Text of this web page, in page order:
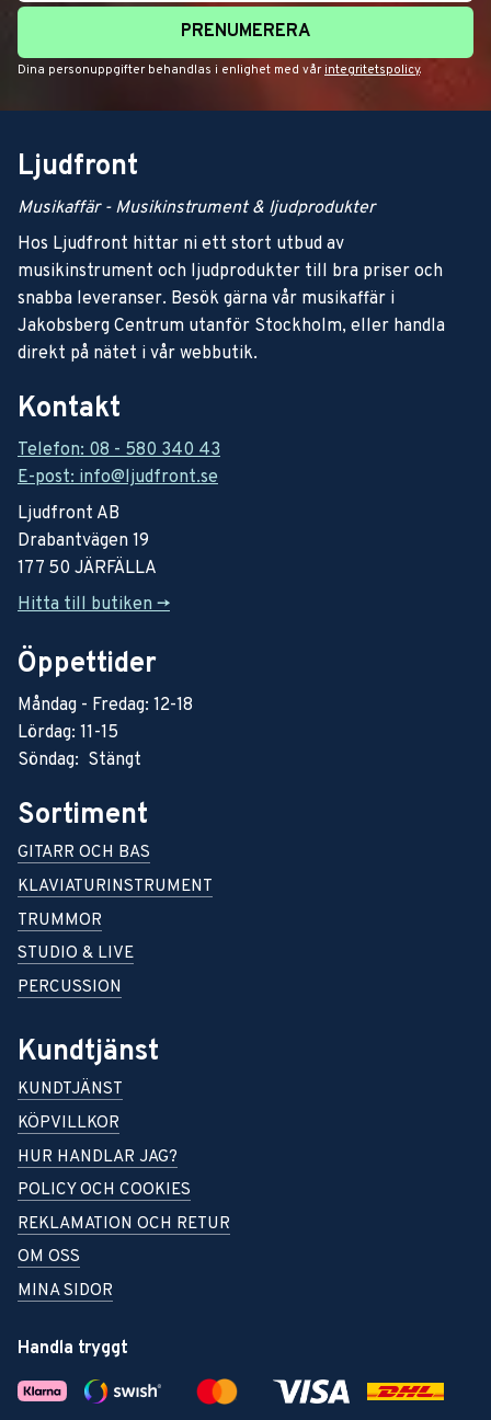
PRENUMERERA
Dina personuppgifter behandlas i enlighet med vår integritetspolicy.
Ljudfront
Musikaffär - Musikinstrument & ljudprodukter
Hos Ljudfront hittar ni ett stort utbud av
musikinstrument och ljudprodukter till bra priser och
snabba leveranser. Besök gärna vår musikaffär i
Jakobsberg Centrum utanför Stockholm, eller handla
direkt på nätet i vår webbutik.
Kontakt
Telefon: 08 - 580 340 43
E-post: info@ljudfront.se
Ljudfront AB
Drabantvägen 19
177 50 JÄRFÄLLA
Hitta till butiken ->
Öppettider
Måndag - Fredag: 12-18
Lördag: 11-15
Söndag: Stängt
Sortiment
GITARR OCH BAS
KLAVIATURINSTRUMENT
TRUMMOR
STUDIO & LIVE
PERCUSSION
Kundtjänst
KUNDTJÄNST
KÖPVILLKOR
HUR HANDLAR JAG?
POLICY OCH COOKIES
REKLAMATION OCH RETUR
OM OSS
MINA SIDOR
Handla tryggt